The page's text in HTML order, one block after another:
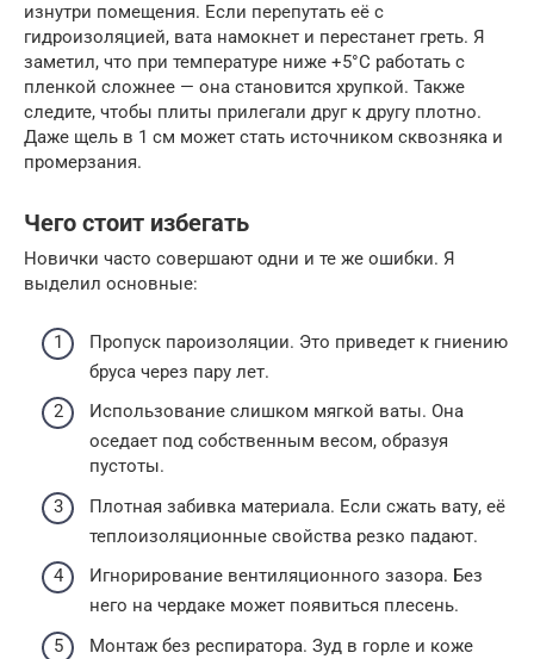
изнутри помещения. Если перепутать её с
гидроизоляцией, вата намокнет и перестанет греть. Я
заметил, что при температуре ниже +5°C работать с
пленкой сложнее — она становится хрупкой. Также
следите, чтобы плиты прилегали друг к другу плотно.
Даже щель в 1 см может стать источником сквозняка и
промерзания.
Чего стоит избегать
Новички часто совершают одни и те же ошибки. Я
выделил основные:
Пропуск пароизоляции. Это приведет к гниению
бруса через пару лет.
Использование слишком мягкой ваты. Она
оседает под собственным весом, образуя
пустоты.
Плотная забивка материала. Если сжать вату, её
теплоизоляционные свойства резко падают.
Игнорирование вентиляционного зазора. Без
него на чердаке может появиться плесень.
Монтаж без респиратора. Зуд в горле и коже